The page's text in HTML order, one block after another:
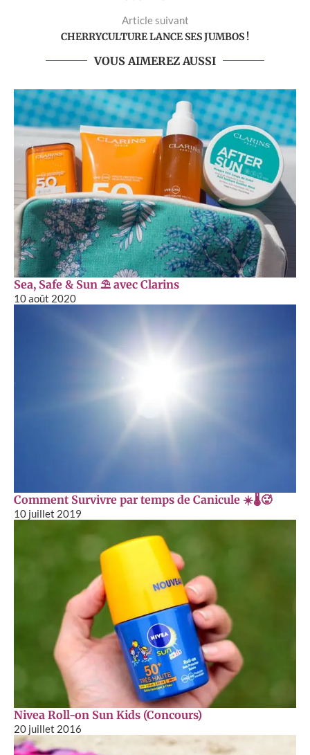
Article suivant
CHERRYCULTURE LANCE SES JUMBOS !
VOUS AIMEREZ AUSSI
Sea, Safe & Sun ⛱ avec Clarins
10 août 2020
Comment Survivre par temps de Canicule ☀️🌡🥵
10 juillet 2019
Nivea Roll-on Sun Kids (Concours)
20 juillet 2016